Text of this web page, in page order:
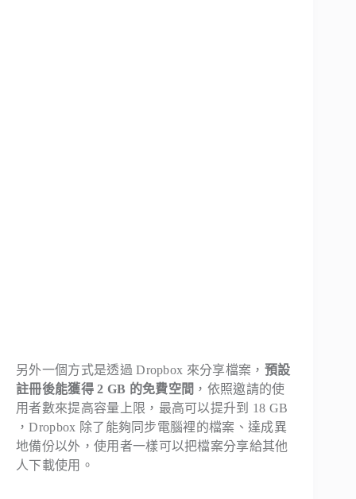
另外一個方式是透過 Dropbox 來分享檔案， 預設
註冊後能獲得 2 GB 的免費空間 ，依照邀請的使
用者數來提高容量上限，最高可以提升到 18 GB
，Dropbox 除了能夠同步電腦裡的檔案、達成異
地備份以外，使用者一樣可以把檔案分享給其他
人下載使用。